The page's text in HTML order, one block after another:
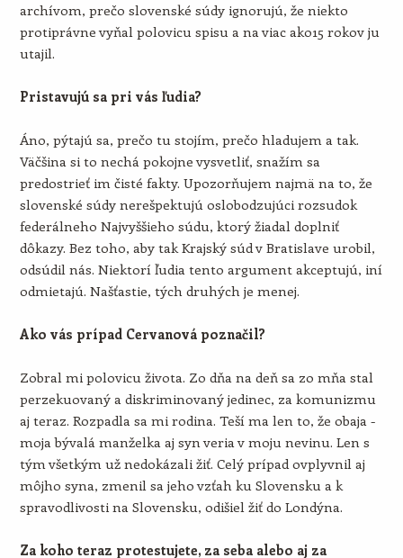
archívom, prečo slovenské súdy ignorujú, že niekto
protiprávne vyňal polovicu spisu a na viac ako15 rokov ju
utajil.
Pristavujú sa pri vás ľudia?
Áno, pýtajú sa, prečo tu stojím, prečo hladujem a tak.
Väčšina si to nechá pokojne vysvetliť, snažím sa
predostrieť im čisté fakty. Upozorňujem najmä na to, že
slovenské súdy nerešpektujú oslobodzujúci rozsudok
federálneho Najvyššieho súdu, ktorý žiadal doplniť
dôkazy. Bez toho, aby tak Krajský súd v Bratislave urobil,
odsúdil nás. Niektorí ľudia tento argument akceptujú, iní
odmietajú. Našťastie, tých druhých je menej.
Ako vás prípad Cervanová poznačil?
Zobral mi polovicu života. Zo dňa na deň sa zo mňa stal
perzekuovaný a diskriminovaný jedinec, za komunizmu
aj teraz. Rozpadla sa mi rodina. Teší ma len to, že obaja -
moja bývalá manželka aj syn veria v moju nevinu. Len s
tým všetkým už nedokázali žiť. Celý prípad ovplyvnil aj
môjho syna, zmenil sa jeho vzťah ku Slovensku a k
spravodlivosti na Slovensku, odišiel žiť do Londýna.
Za koho teraz protestujete, za seba alebo aj za